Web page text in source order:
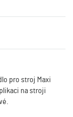
pro stroj Maxi
na stroji